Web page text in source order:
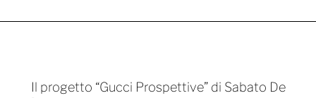
Il progetto “Gucci Prospettive” di Sabato De